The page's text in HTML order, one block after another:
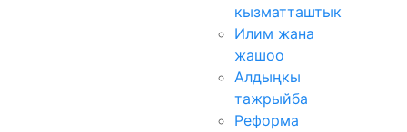
кызматташтык
Илим жана
жашоо
Алдыңкы
тажрыйба
Реформа